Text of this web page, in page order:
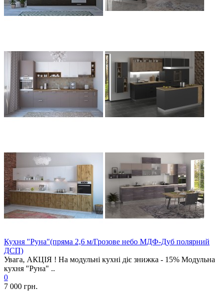
Кухня "Руна"(пряма 2,6 м/Грозове небо МДФ-Дуб полярний
ДСП)
Увага, АКЦІЯ ! На модульні кухні діє знижка - 15% Модульна
кухня "Руна" ..
0
7 000 грн.